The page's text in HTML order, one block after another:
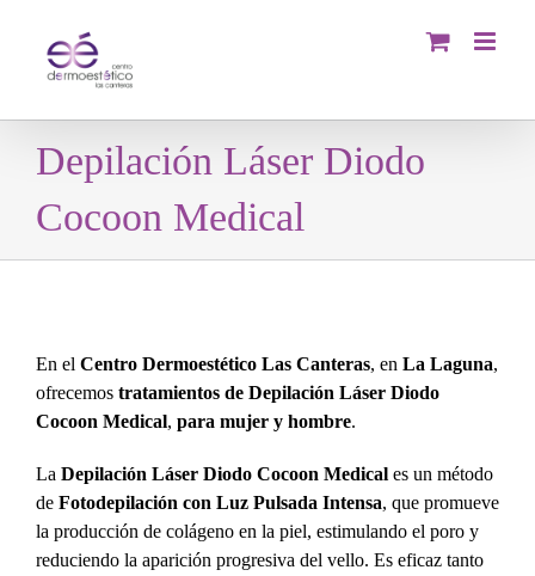
contenido
Depilación Láser Diodo
Cocoon Medical
En el Centro Dermoestético Las Canteras, en La Laguna,
ofrecemos tratamientos de Depilación Láser Diodo
Cocoon Medical, para mujer y hombre.
La Depilación Láser Diodo Cocoon Medical es un método
de Fotodepilación con Luz Pulsada Intensa, que promueve
la producción de colágeno en la piel, estimulando el poro y
reduciendo la aparición progresiva del vello. Es eficaz tanto